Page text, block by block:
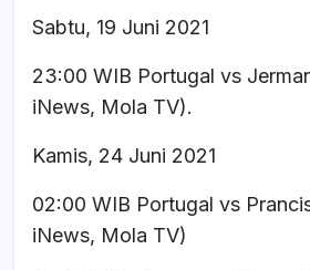
Sabtu, 19 Juni 2021
23:00 WIB Portugal vs
iNews, Mola TV).
Kamis, 24 Juni 2021
02:00 WIB Portugal vs
iNews, Mola TV)